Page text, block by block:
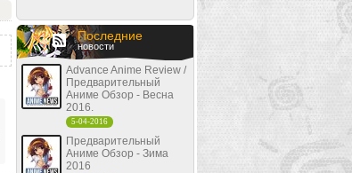
Последние
новости
Advance Anime Review /
Предварительный
Аниме Обзор - Весна
2016.
5-04-2016
Предварительный
Аниме Обзор - Зима
2016